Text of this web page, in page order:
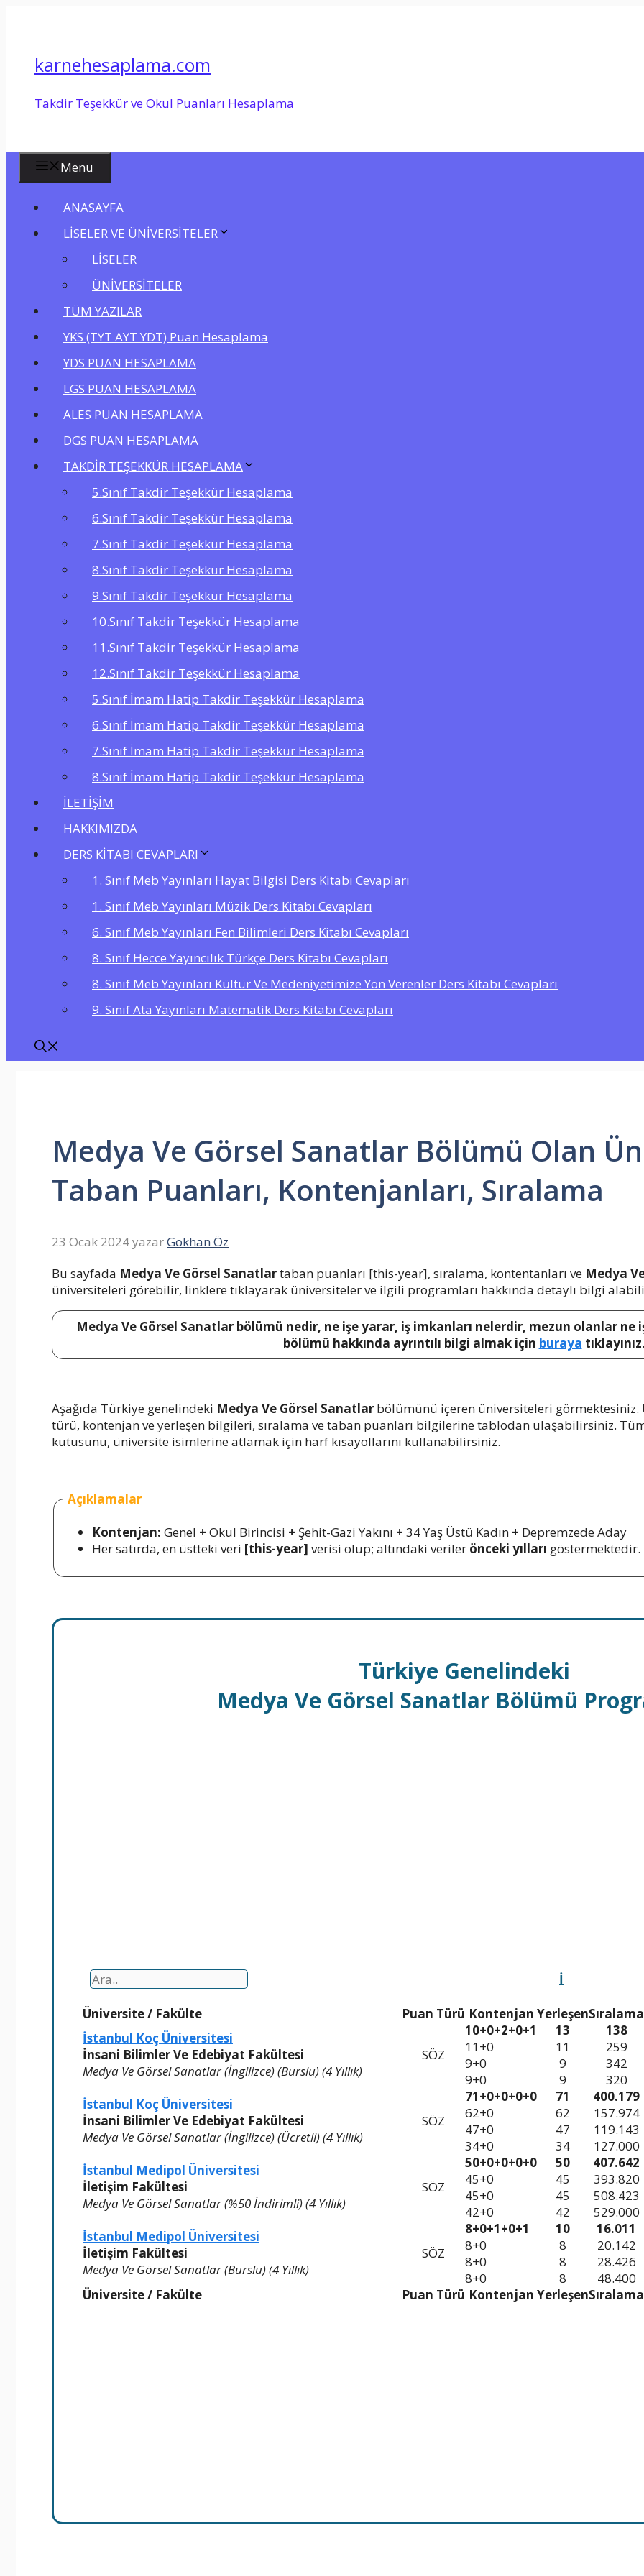
karnehesaplama.com
Takdir Teşekkür ve Okul Puanları Hesaplama
Menu
ANASAYFA
LİSELER VE ÜNİVERSİTELER
LİSELER
ÜNİVERSİTELER
TÜM YAZILAR
YKS (TYT AYT YDT) Puan Hesaplama
YDS PUAN HESAPLAMA
LGS PUAN HESAPLAMA
ALES PUAN HESAPLAMA
DGS PUAN HESAPLAMA
TAKDİR TEŞEKKÜR HESAPLAMA
5.Sınıf Takdir Teşekkür Hesaplama
6.Sınıf Takdir Teşekkür Hesaplama
7.Sınıf Takdir Teşekkür Hesaplama
8.Sınıf Takdir Teşekkür Hesaplama
9.Sınıf Takdir Teşekkür Hesaplama
10.Sınıf Takdir Teşekkür Hesaplama
11.Sınıf Takdir Teşekkür Hesaplama
12.Sınıf Takdir Teşekkür Hesaplama
5.Sınıf İmam Hatip Takdir Teşekkür Hesaplama
6.Sınıf İmam Hatip Takdir Teşekkür Hesaplama
7.Sınıf İmam Hatip Takdir Teşekkür Hesaplama
8.Sınıf İmam Hatip Takdir Teşekkür Hesaplama
İLETİŞİM
HAKKIMIZDA
DERS KİTABI CEVAPLARI
1. Sınıf Meb Yayınları Hayat Bilgisi Ders Kitabı Cevapları
1. Sınıf Meb Yayınları Müzik Ders Kitabı Cevapları
6. Sınıf Meb Yayınları Fen Bilimleri Ders Kitabı Cevapları
8. Sınıf Hecce Yayıncılık Türkçe Ders Kitabı Cevapları
8. Sınıf Meb Yayınları Kültür Ve Medeniyetimize Yön Verenler Ders Kitabı Cevapları
9. Sınıf Ata Yayınları Matematik Ders Kitabı Cevapları
Medya Ve Görsel Sanatlar Bölümü Olan
Taban Puanları, Kontenjanları, Sıralama
23 Ocak 2024yazarGökhan Öz
Bu sayfada Medya Ve Görsel Sanatlartaban puanları [this-year], sıralama, kontentanları ve Medya
üniversiteleri görebilir, linklere tıklayarak üniversiteler ve ilgili programları hakkında detaylı bilgi
Medya Ve Görsel Sanatlar bölümü nedir, ne işe yarar, iş imkanları nelerdir, mezun olanlar ne
bölümü hakkında ayrıntılı bilgi almak için buraya tıklayınız.
Aşağıda Türkiye genelindeki Medya Ve Görsel Sanatlar bölümünü içeren üniversiteleri görmektesiniz.
türü, kontenjan ve yerleşen bilgileri, sıralama ve taban puanları bilgilerine tablodan ulaşabilirsiniz.
kutusunu, üniversite isimlerine atlamak için harf kısayollarını kullanabilirsiniz.
Açıklamalar
Kontenjan: Genel + Okul Birincisi + Şehit-Gazi Yakını + 34 Yaş Üstü Kadın + Depremzede Aday
Her satırda, en üstteki veri [this-year] verisi olup; altındaki veriler önceki yılları göstermektedir.
Türkiye Genelindeki
Medya Ve Görsel Sanatlar Bölümü
İ
Üniversite/ Fakülte Puan Türü Kontenjan YerleşenSıralama
İstanbul Koç Üniversitesi
İnsani Bilimler Ve Edebiyat Fakültesi
Medya Ve Görsel Sanatlar (İngilizce) (Burslu) (4 Yıllık)
SÖZ
10+0+2+0+1
11+0
9+0
9+0
13
11
9
9
138
259
342
320
İstanbul Koç Üniversitesi
İnsani Bilimler Ve Edebiyat Fakültesi
Medya Ve Görsel Sanatlar (İngilizce) (Ücretli) (4 Yıllık)
SÖZ
71+0+0+0+0
62+0
47+0
34+0
71
62
47
34
400.179
157.974
119.143
127.000
İstanbul Medipol Üniversitesi
İletişim Fakültesi
Medya Ve Görsel Sanatlar (%50 İndirimli) (4 Yıllık)
SÖZ
50+0+0+0+0
45+0
45+0
42+0
50
45
45
42
407.642
393.820
508.423
529.000
İstanbul Medipol Üniversitesi
İletişim Fakültesi
Medya Ve Görsel Sanatlar (Burslu) (4 Yıllık)
SÖZ
8+0+1+0+1
8+0
8+0
8+0
10
8
8
8
16.011
20.142
28.426
48.400
Üniversite / Fakülte
Puan Türü Kontenjan YerleşenSıralama